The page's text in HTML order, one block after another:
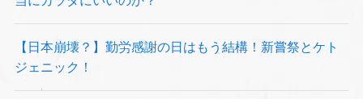
【日本崩壊？】勤労感謝の日はもう結構！新嘗祭とケト
ジェニック！